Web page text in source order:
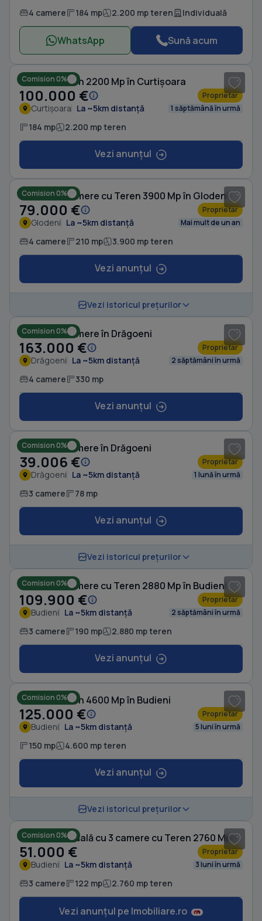
4 camere 184 mp 2.200 mp teren Individuală
WhatsApp Sună acum
Comision 0%
Casă cu Teren 2200 Mp în Curtișoara
100.000 € Proprietar
Curtișoara La ~5km distanță 1 săptămână în urmă
184 mp 2.200 mp teren
Vezi anunțul
Comision 0%
Casă cu 4 camere cu Teren 3900 Mp în Glodeni
79.000 € Proprietar
Glodeni La ~5km distanță Mai mult de un an
4 camere 210 mp 3.900 mp teren
Vezi anunțul
Vezi istoricul prețurilor
Comision 0%
Casă cu 4 camere în Drăgoeni
163.000 € Proprietar
Drăgoeni La ~5km distanță 2 săptămâni în urmă
4 camere 330 mp
Vezi anunțul
Comision 0%
Casă cu 3 camere în Drăgoeni
39.006 € Proprietar
Drăgoeni La ~5km distanță 1 lună în urmă
3 camere 78 mp
Vezi anunțul
Vezi istoricul prețurilor
Comision 0%
Casă cu 3 camere cu Teren 2880 Mp în Budieni
109.900 € Proprietar
Budieni La ~5km distanță 2 săptămâni în urmă
3 camere 190 mp 2.880 mp teren
Vezi anunțul
Comision 0%
Casă cu Teren 4600 Mp în Budieni
125.000 € Proprietar
Budieni La ~5km distanță 5 luni în urmă
150 mp 4.600 mp teren
Vezi anunțul
Vezi istoricul prețurilor
Comision 0% Casă individuală cu 3 camere cu Teren 2760 Mp în Budieni
51.000 € Proprietar
Budieni La ~5km distanță 3 luni în urmă
3 camere 122 mp 2.760 mp teren
Vezi anunțul pe Imobiliare.ro